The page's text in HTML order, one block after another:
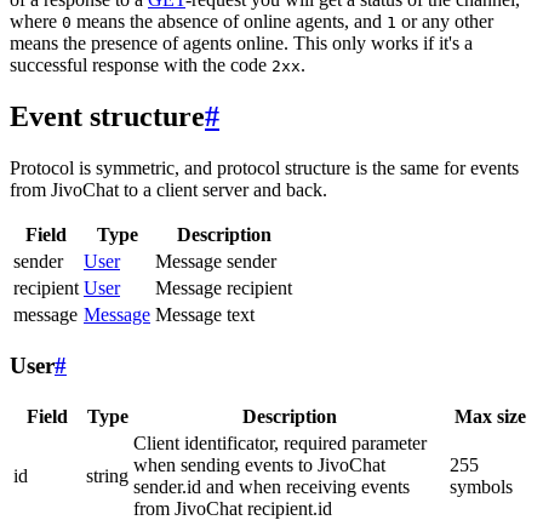
where 0 means the absence of online agents, and 1 or any other
means the presence of agents online. This only works if it's a
successful response with the code 2xx.
Event structure#
Protocol is symmetric, and protocol structure is the same for events
from JivoChat to a client server and back.
Field Type
Description
sender
User
Message sender
recipient User
Message recipient
message Message Message text
User#
Field Type Description Max size
id string
Client identificator, required parameter
when sending events to JivoChat
sender.id and when receiving events
from JivoChat recipient.id
255
symbols